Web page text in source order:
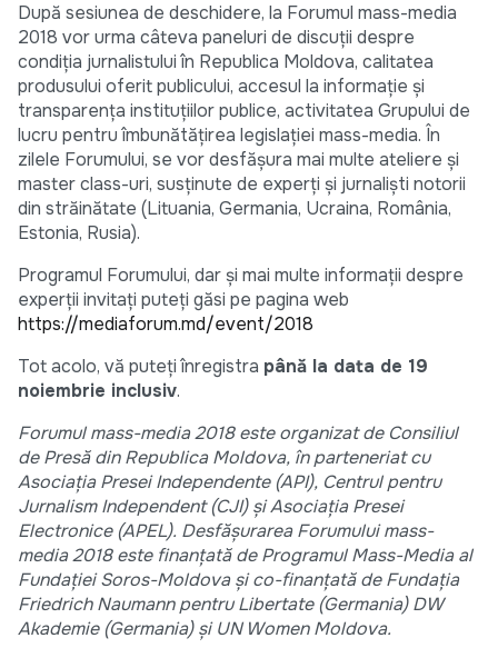
După sesiunea de deschidere, la Forumul mass-media
2018 vor urma câteva paneluri de discuții despre
condiția jurnalistului în Republica Moldova, calitatea
produsului oferit publicului, accesul la informație și
transparența instituțiilor publice, activitatea Grupului de
lucru pentru îmbunătățirea legislației mass-media. În
zilele Forumului, se vor desfășura mai multe ateliere și
master class-uri, susținute de experți și jurnaliști notorii
din străinătate (Lituania, Germania, Ucraina, România,
Estonia, Rusia).
Programul Forumului, dar și mai multe informații despre
experții invitați puteți găsi pe pagina web
https://mediaforum.md/event/2018
Tot acolo, vă puteți înregistra până la data de 19
noiembrie inclusiv.
Forumul mass-media 2018 este organizat de Consiliul
de Presă din Republica Moldova, în parteneriat cu
Asociaţia Presei Independente (API), Centrul pentru
Jurnalism Independent (CJI) şi Asociaţia Presei
Electronice (APEL). Desfăşurarea Forumului mass-
media 2018 este finanţată de Programul Mass-Media al
Fundaţiei Soros-Moldova şi co-finanţată de Fundația
Friedrich Naumann pentru Libertate (Germania) DW
Akademie (Germania) şi UN Women Moldova.